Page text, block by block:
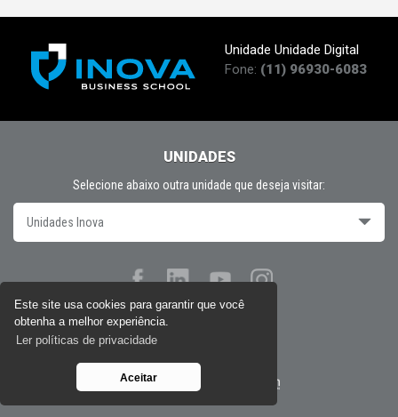
Este site usa cookies para garantir que você
obtenha a melhor experiência.
Ler políticas de privacidade
Aceitar
Unidade Unidade Digital
Fone: (11) 96930-6083
UNIDADES
Selecione abaixo outra unidade que deseja visitar:
Unidades Inova
Políticas de privacidade
Desenvolvido por